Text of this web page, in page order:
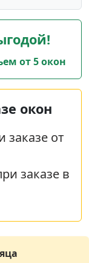
от 5 окон
окон
заказе от
заказе в